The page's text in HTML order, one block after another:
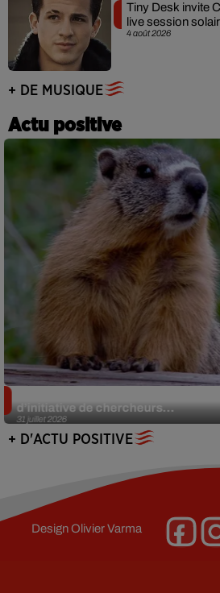
4 août 2026
Tiny Desk invite
live session
+ DE MUSIQUE
Actu positive
31 juillet 2026
d’initiative de chercheurs...
+ D'ACTU POSITIVE
DesignOlivier Varma